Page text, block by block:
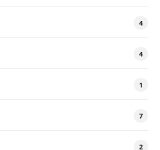
4
4
1
7
2